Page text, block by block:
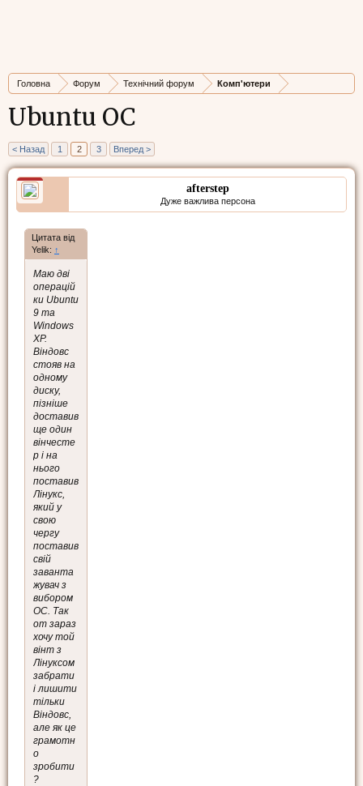
Головна Форум Технічний форум Комп'ютери
Ubuntu ОС
< Назад 1 2 3 Вперед >
afterstep
Дуже важлива персона
Цитата від
Yelik: ↑
Маю дві
операцій
ки Ubuntu
9 та
Windows
XP.
Віндовс
стояв на
одному
диску,
пізніше
доставив
ще один
вінчесте
р і на
нього
поставив
Лінукс,
який у
свою
чергу
поставив
свій
заванта
жувач з
вибором
ОС. Так
от зараз
хочу той
вінт з
Лінуксом
забрати
і лишити
тільки
Віндовс,
але як це
грамотн
о
зробити
?